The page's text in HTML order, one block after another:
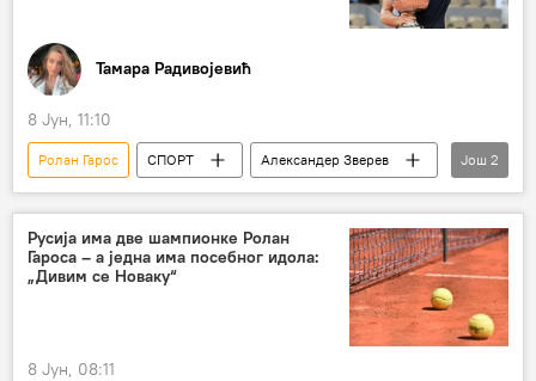
Тамара Радивојевић
8 Јун, 11:10
Ролан Гарос СПОРТ
Александер Зверев
Спорт
Тенис
Још 2
Русија има две шампионке Ролан
Гароса – а једна има посебног идола:
„Дивим се Новаку“
8 Јун, 08:11